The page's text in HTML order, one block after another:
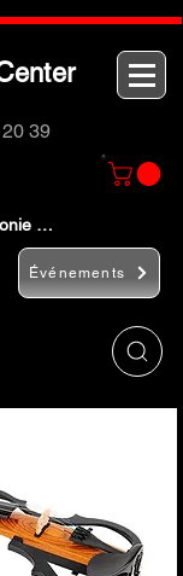
enter
39
…
Événements